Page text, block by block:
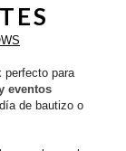
perfecto para
eventos
de bautizo o